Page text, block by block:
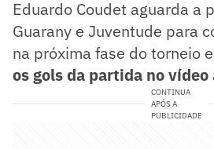
Eduardo Coudet aguarda a
Guarany e Juventude para
na próxima fase do torneio
os gols da partida no vídeo
CONTINUA
APÓS A
PUBLICIDADE